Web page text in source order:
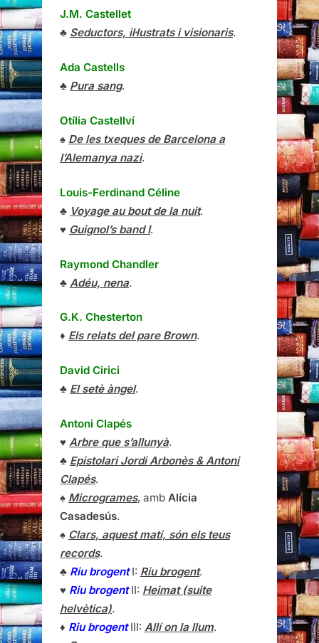
J.M. Castellet
♣ Seductors, il·lustrats i visionaris.
Ada Castells
♣ Pura sang.
Otília Castellví
♠ De les txeques de Barcelona a
l’Alemanya nazi.
Louis-Ferdinand Céline
♣ Voyage au bout de la nuit.
♥ Guignol’s band I.
Raymond Chandler
♣ Adéu, nena.
G.K. Chesterton
♦ Els relats del pare Brown.
David Cirici
♣ El setè àngel.
Antoni Clapés
♥ Arbre que s’allunyà.
♣ Epistolari Jordi Arbonès & Antoni
Clapés.
♠ Microgrames, amb Alícia
Casadesús.
♠ Clars, aquest matí, són els teus
records.
♣ Riu brogentI: Riu brogent.
♥ Riu brogentII: Heimat (suite
helvètica).
♦ Riu brogentIII: Allí on la llum.